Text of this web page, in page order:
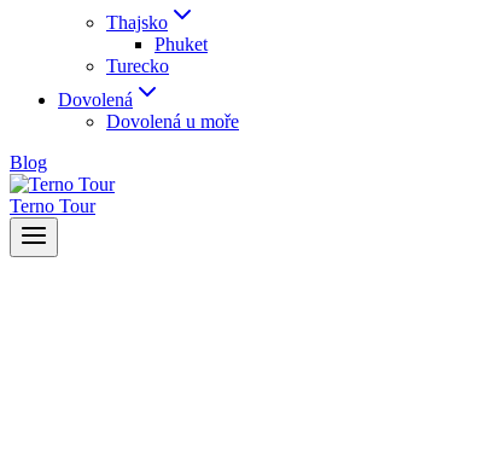
Thajsko
Phuket
Turecko
Dovolená
Dovolená u moře
Blog
Terno Tour